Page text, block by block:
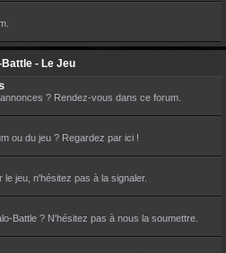
Battle - Le Jeu
? Rendez-vous dans ce forum.
ou du jeu ? Regardez par ici !
jeu, n'hésitez pas à la signaler.
Battle ? N'hésitez pas à nous la soumettre.